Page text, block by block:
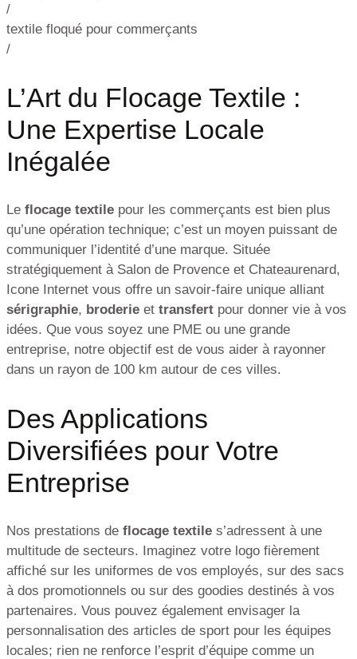
/
textile floqué pour commerçants
/
L’Art du Flocage Textile :
Une Expertise Locale
Inégalée
Le flocage textile pour les commerçants est bien plus
qu’une opération technique; c’est un moyen puissant de
communiquer l’identité d’une marque. Située
stratégiquement à Salon de Provence et Chateaurenard,
Icone Internet vous offre un savoir-faire unique alliant
sérigraphie, broderie et transfert pour donner vie à vos
idées. Que vous soyez une PME ou une grande
entreprise, notre objectif est de vous aider à rayonner
dans un rayon de 100 km autour de ces villes.
Des Applications
Diversifiées pour Votre
Entreprise
Nos prestations de flocage textile s’adressent à une
multitude de secteurs. Imaginez votre logo fièrement
affiché sur les uniformes de vos employés, sur des sacs
à dos promotionnels ou sur des goodies destinés à vos
partenaires. Vous pouvez également envisager la
personnalisation des articles de sport pour les équipes
locales; rien ne renforce l’esprit d’équipe comme un